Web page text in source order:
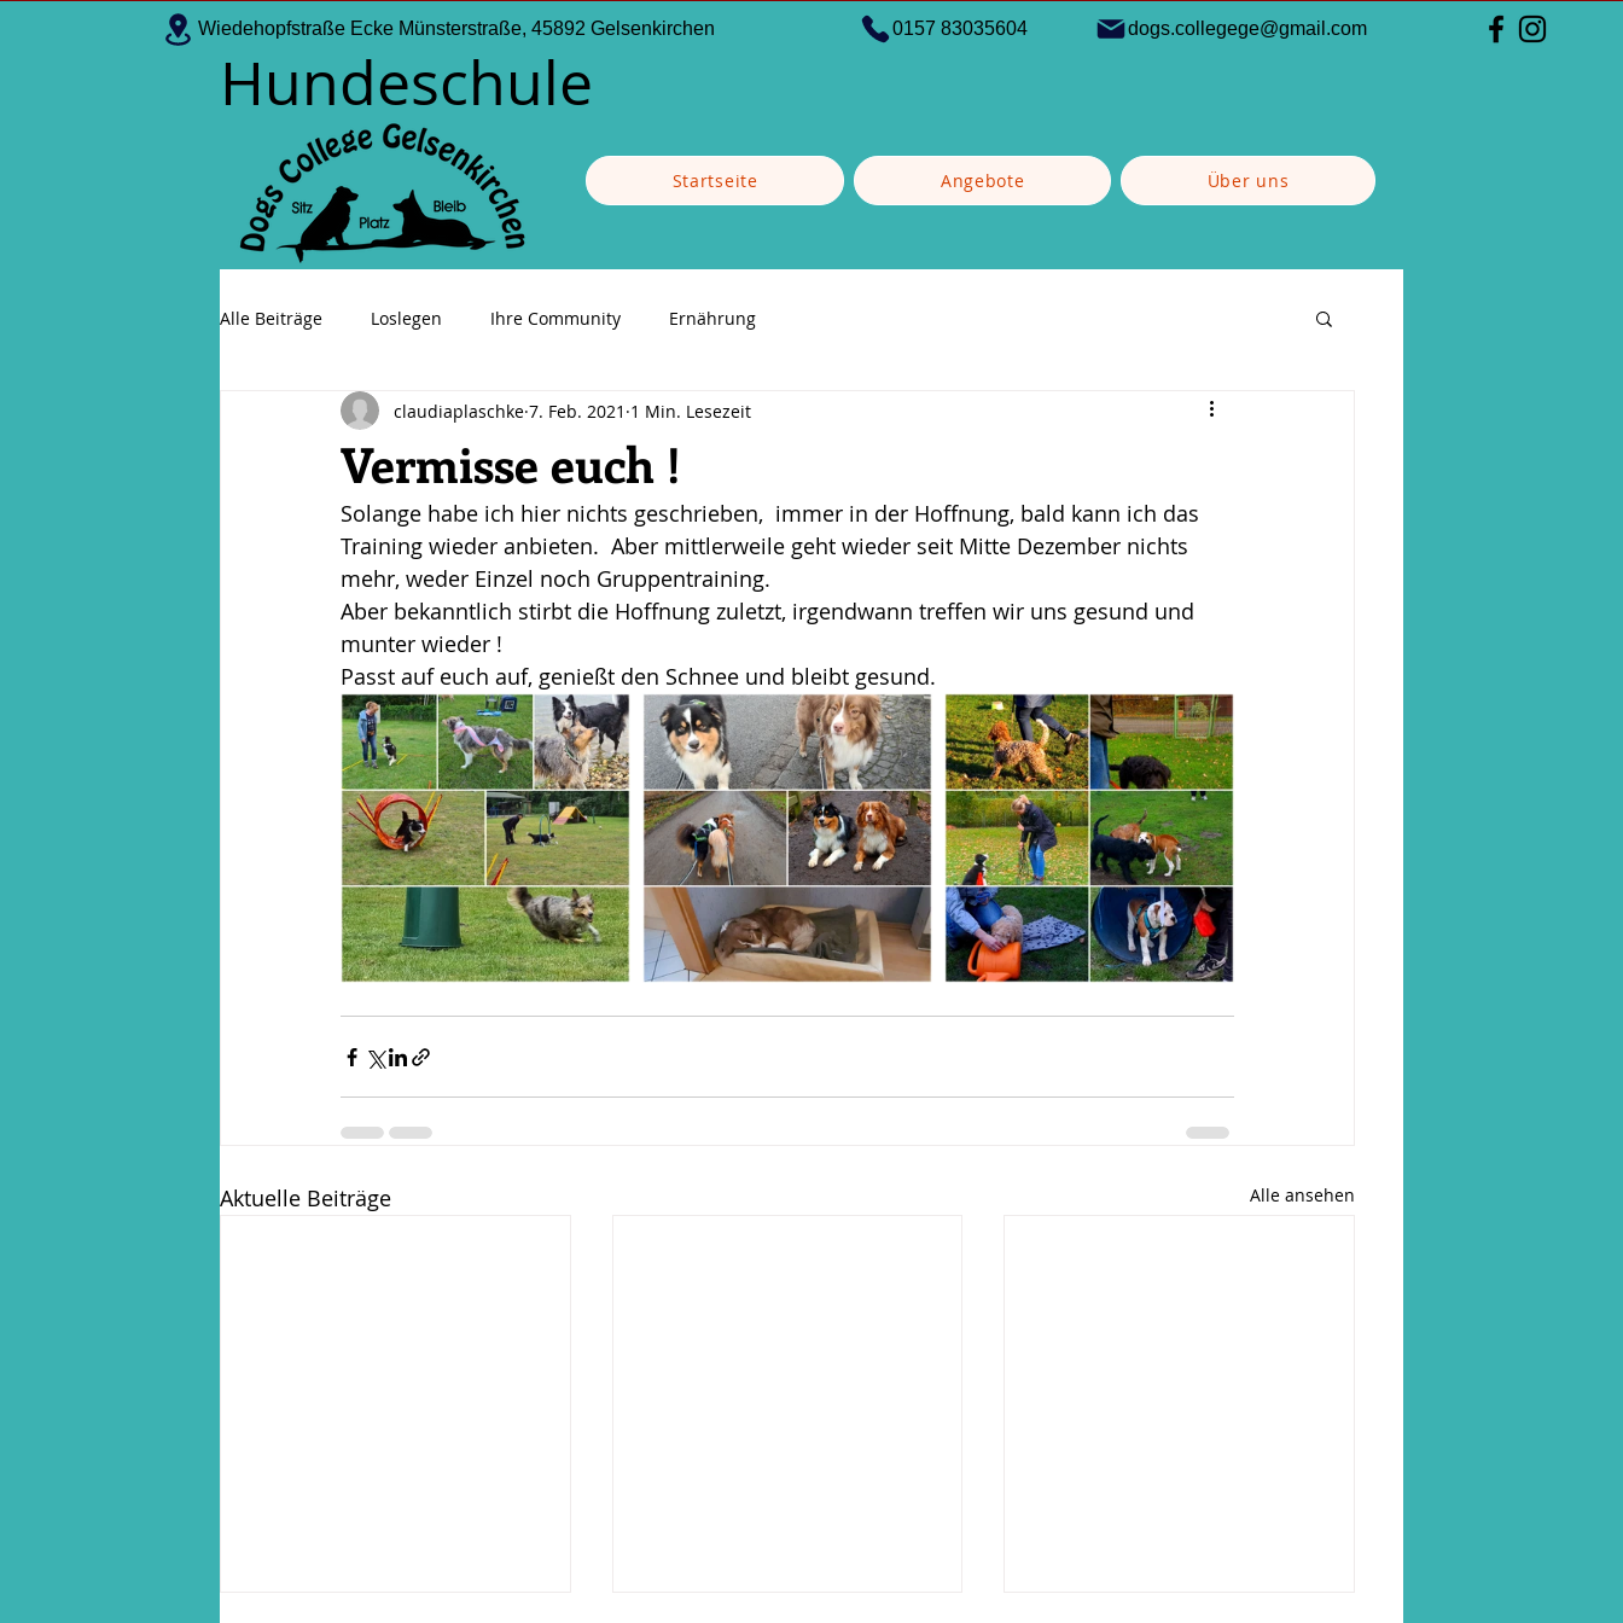
Hundeschule
Wiedehopfstraße Ecke Münsterstraße, 45892 Gelsenkirchen 0157 83035604 dogs.collegege@gmail.com
Startseite Angebote Über uns
Alle Beiträge Loslegen Ihre Community Ernährung
Vermisse euch !
claudiaplaschke 7. Feb. 2021 1 Min. Lesezeit
Solange habe ich hier nichts geschrieben,  immer in der Hoffnung, bald kann ich das
Training wieder anbieten.  Aber mittlerweile geht wieder seit Mitte Dezember nichts
mehr, weder Einzel noch Gruppentraining.
Aber bekanntlich stirbt die Hoffnung zuletzt, irgendwann treffen wir uns gesund und
munter wieder !
Passt auf euch auf, genießt den Schnee und bleibt gesund.
Aktuelle Beiträge Alle ansehen